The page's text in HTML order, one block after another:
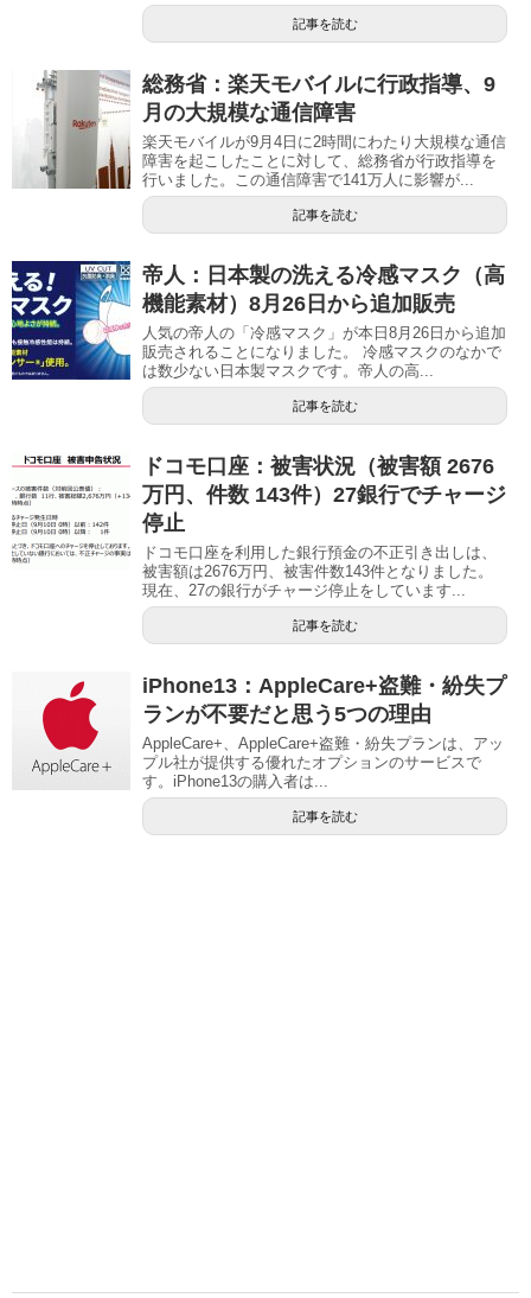
記事を読む
総務省：楽天モバイルに行政指導、9
月の大規模な通信障害
楽天モバイルが9月4日に2時間にわたり大規模な通信
障害を起こしたことに対して、総務省が行政指導を
行いました。この通信障害で141万人に影響が...
記事を読む
帝人：日本製の洗える冷感マスク（高
機能素材）8月26日から追加販売
人気の帝人の「冷感マスク」が本日8月26日から追加
販売されることになりました。 冷感マスクのなかで
は数少ない日本製マスクです。帝人の高...
記事を読む
ドコモ口座：被害状況（被害額 2676
万円、件数 143件）27銀行でチャージ
停止
ドコモ口座を利用した銀行預金の不正引き出しは、
被害額は2676万円、被害件数143件となりました。
現在、27の銀行がチャージ停止をしています...
記事を読む
iPhone13：AppleCare+盗難・紛失プ
ランが不要だと思う5つの理由
AppleCare+、AppleCare+盗難・紛失プランは、アッ
プル社が提供する優れたオプションのサービスで
す。iPhone13の購入者は...
記事を読む